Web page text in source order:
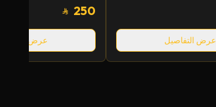
عرض التفاصيل
250
عرض